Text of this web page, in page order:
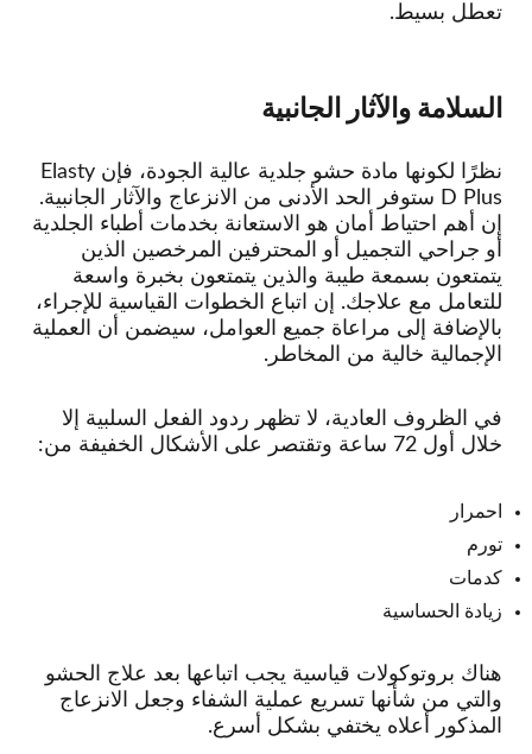
تعطل بسيط.
السلامة والآثار الجانبية
نظرًا لكونها مادة حشو جلدية عالية الجودة، فإن Elasty
D Plus ستوفر الحد الأدنى من الانزعاج والآثار الجانبية.
إن أهم احتياط أمان هو الاستعانة بخدمات أطباء الجلدية
أو جراحي التجميل أو المحترفين المرخصين الذين
يتمتعون بسمعة طيبة والذين يتمتعون بخبرة واسعة
للتعامل مع علاجك. إن اتباع الخطوات القياسية للإجراء،
بالإضافة إلى مراعاة جميع العوامل، سيضمن أن العملية
الإجمالية خالية من المخاطر.
في الظروف العادية، لا تظهر ردود الفعل السلبية إلا
خلال أول 72 ساعة وتقتصر على الأشكال الخفيفة من:
احمرار
تورم
كدمات
زيادة الحساسية
هناك بروتوكولات قياسية يجب اتباعها بعد علاج الحشو
والتي من شأنها تسريع عملية الشفاء وجعل الانزعاج
المذكور أعلاه يختفي بشكل أسرع.